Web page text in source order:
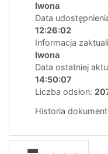
Iwona
Data
12:26:02
Informacja
Iwona
Data ostatniej
14:50:07
Liczba odsłon:
Historia